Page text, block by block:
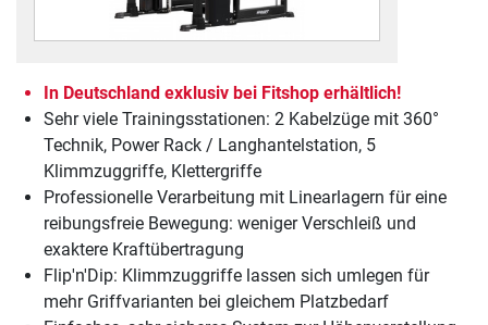
In Deutschland exklusiv bei Fitshop erhältlich!
Sehr viele Trainingsstationen: 2 Kabelzüge mit 360°
Technik, Power Rack / Langhantelstation, 5
Klimmzuggriffe, Klettergriffe
Professionelle Verarbeitung mit Linearlagern für eine
reibungsfreie Bewegung: weniger Verschleiß und
exaktere Kraftübertragung
Flip'n'Dip: Klimmzuggriffe lassen sich umlegen für
mehr Griffvarianten bei gleichem Platzbedarf